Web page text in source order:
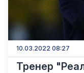
10.03.2022 08:27
Тренер